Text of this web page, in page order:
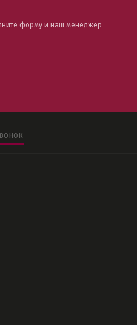
форму и наш менеджер